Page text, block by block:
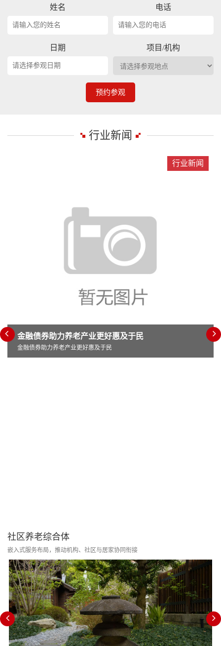
姓名 电话
日期 项目/机构
预约参观
行业新闻
行业新闻
金融债券助力养老产业更好惠及于民
金融债券助力养老产业更好惠及于民
社区养老综合体
嵌入式服务布局，推动机构、社区与居家协同衔接